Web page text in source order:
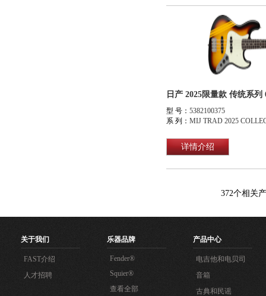
型 号： 5382100375
系 列： MIJ TRAD 2025
详情介绍
372个相关
关于我们
FAST介绍
人才招聘
乐器品牌
Fender®
Squier®
查看全部
产品中心
电吉他和电贝司
音箱
古典和民谣